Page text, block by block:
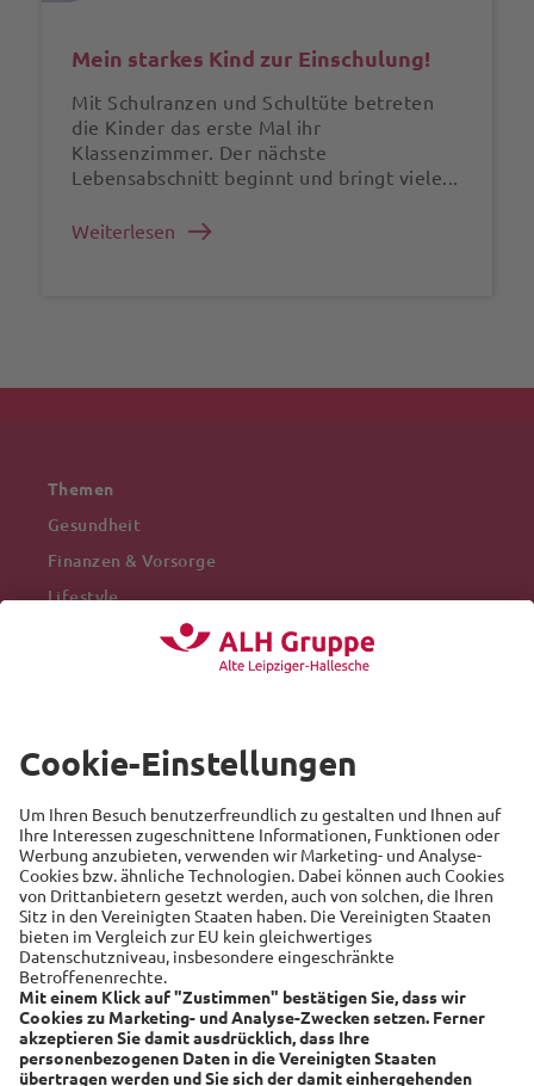
Mein starkes Kind zur Einschulung!
Mit Schulranzen und Schultüte betreten
die Kinder das erste Mal ihr
Klassenzimmer. Der nächste
Lebensabschnitt beginnt und bringt viele...
Weiterlesen
Themen
Gesundheit
Finanzen & Vorsorge
Lifestyle
Recht
Auto
Sicherheit
Familie
Links
Alte Leipziger
Hallesche
RSS-Feed
Über uns